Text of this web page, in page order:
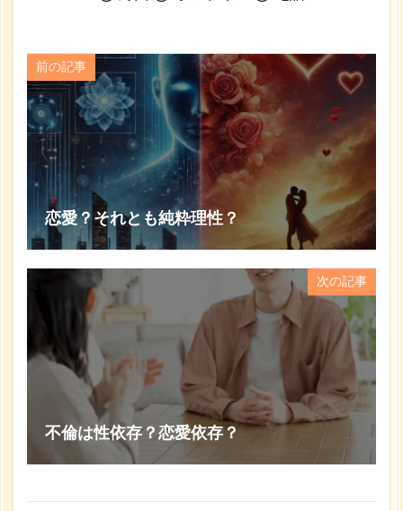
前の記事
恋愛？それとも純粋理性？
次の記事
不倫は性依存？恋愛依存？